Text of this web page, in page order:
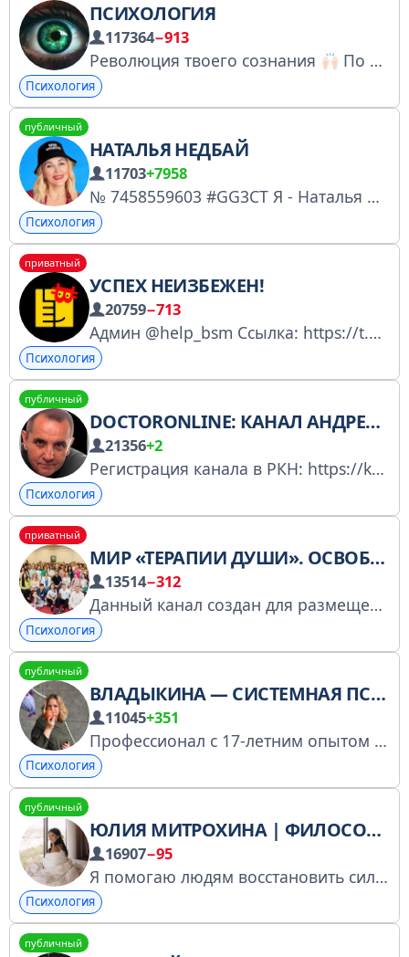
ПСИХОЛОГИЯ
117364−913
Революция твоего сознания По рекламе @ruslan_advert Ссылка для приглашения
Психология
публичный
НАТАЛЬЯ НЕДБАЙ
11703+7958
№ 7458559603 #GG3CT Я - Наталья Недбай, королева туризма Канал о том, как зарабатывать на туризме с нуля.
Психология
приватный
УСПЕХ НЕИЗБЕЖЕН!
20759−713
Админ @help_bsm Ссылка: https://t.me/+W6UVEsyVUs04NjBi https://budsmuzhikom.ru/ Всё об успехе, деньгах и отношениях. Самооценка, успех, богатство, замуж, деньги, мужчина, женщина, семья, дети, семейная система, родовая система, счастье, психология.
Психология
публичный
DOCTORONLINE: КАНАЛ АНДРЕЯ РАКИЦКОГО
21356+2
Регистрация канала в РКН: https://knd.gov.ru/license?id=675ed9dbb5cdea1468d6b7f7&registryType=bloggersPermission. Психология, медитации, гипноз. Ссылка для приглашения друзей - https://t.me/andreirakitsky Контактная почта - andrei@rakitsky.ru
Психология
приватный
МИР «ТЕРАПИИ ДУШИ». ОСВОБОЖДЕНИЕ ОТ ТРАВМ.
13514−312
Данный канал создан для размещения информации о терапевтах, работающих по авторскому методу Евгения Теребенина «Терапия Души». Регистрация в Роскомнадзоре: https://knd.gov.ru/license?id=674074429d804a279bd7b677&registryType=bloggersPermission
Психология
публичный
ВЛАДЫКИНА — СИСТЕМНАЯ ПСИХОЛОГИЯ
11045+351
Профессионал с 17-летним опытом Ирина Владыкина показывает и рассказывает все о системной психологии. Техники, разборы, обучающие тексты и видео: соединяем духовное и научное. От запутанности — к ясности, от боли — к ресурсам! Сайт constemotions.ru
Психология
публичный
ЮЛИЯ МИТРОХИНА | ФИЛОСОФИЯ «КАК ДОМА»
16907−95
Я помогаю людям восстановить силы, обрести опору и менять жизнь, передавая работающие знания. Мой путь - живой пример того, как осознанность и работа с убеждениями приводят к гармонии и успеху. Поддержка | PR: @fenomen_mitrohina_assistant
Психология
публичный